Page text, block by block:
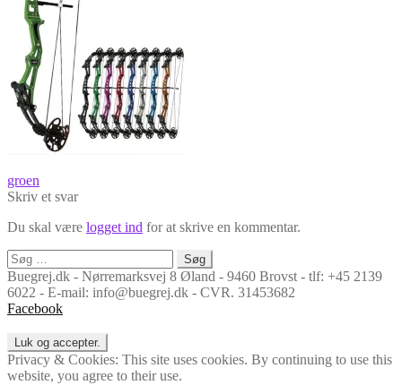
Indlægsnavigation
Forrige
indlæg:
groen
Skriv et svar
Du skal være logget ind for at skrive en kommentar.
Søg
efter:
Buegrej.dk - Nørremarksvej 8 Øland - 9460 Brovst - tlf: +45 2139
6022 - E-mail: info@buegrej.dk - CVR. 31453682
Facebook
Privacy & Cookies: This site uses cookies. By continuing to use this
website, you agree to their use.